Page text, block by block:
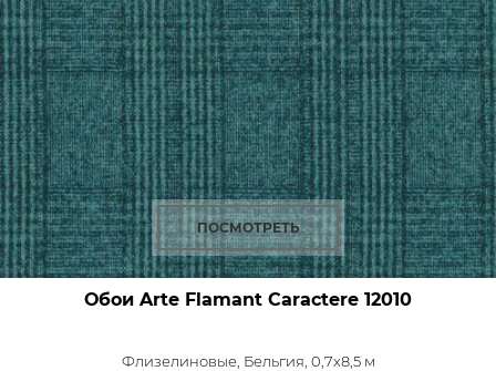
ПОСМОТРЕТЬ
Обои Arte Flamant Caractere 12010
Флизелиновые, Бельгия, 0,7x8,5 м